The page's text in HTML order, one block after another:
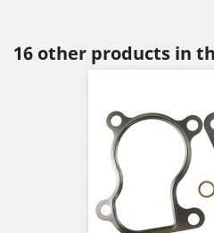
16 other products in